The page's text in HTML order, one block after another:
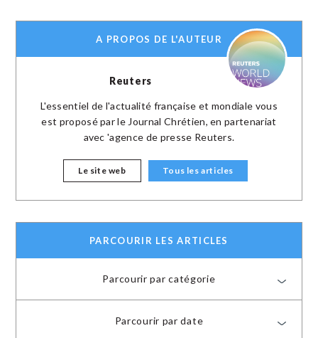
A PROPOS DE L'AUTEUR
Reuters
L'essentiel de l'actualité française et mondiale vous
est proposé par le Journal Chrétien, en partenariat
avec 'agence de presse Reuters.
Le site web Tous les articles
PARCOURIR LES ARTICLES
Parcourir par catégorie
Parcourir par date